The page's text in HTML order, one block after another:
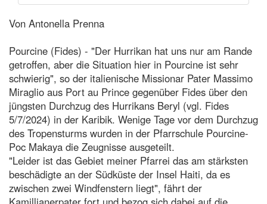
Von Antonella Prenna
Pourcine (Fides) - "Der Hurrikan hat uns nur am Rande
getroffen, aber die Situation hier in Pourcine ist sehr
schwierig", so der italienische Missionar Pater Massimo
Miraglio aus Port au Prince gegenüber Fides über den
jüngsten Durchzug des Hurrikans Beryl (vgl. Fides
5/7/2024) in der Karibik. Wenige Tage vor dem Durchzug
des Tropensturms wurden in der Pfarrschule Pourcine-
Poc Makaya die Zeugnisse ausgeteilt.
"Leider ist das Gebiet meiner Pfarrei das am stärksten
beschädigte an der Südküste der Insel Haiti, da es
zwischen zwei Windfenstern liegt", fährt der